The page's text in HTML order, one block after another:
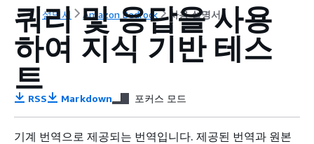
설명서 Amazon Bedrock 사용 설명서
쿼리 및 응답을 사용
하여 지식 기반 테스
트
RSS Markdown 포커스 모드
기계 번역으로 제공되는 번역입니다. 제공된 번역과 원본